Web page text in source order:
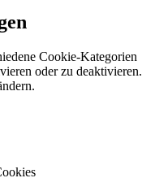
Cookie-Kategorien
oder zu deaktivieren.